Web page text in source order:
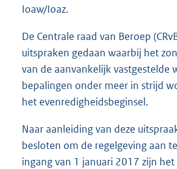
Ioaw/Ioaz.
De Centrale raad van Beroep
uitspraken gedaan waarbij het
van de aanvankelijk vastgestelde
bepalingen onder meer in strijd
het evenredigheidsbeginsel.
Naar aanleiding van deze
besloten om de regelgeving aan
ingang van 1 januari 2017 zijn